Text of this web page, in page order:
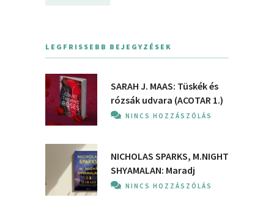
LEGFRISSEBB BEJEGYZÉSEK
SARAH J. MAAS: Tüskék és
rózsák udvara (ACOTAR 1.)
NINCS HOZZÁSZÓLÁS
NICHOLAS SPARKS, M.NIGHT
SHYAMALAN: Maradj
NINCS HOZZÁSZÓLÁS